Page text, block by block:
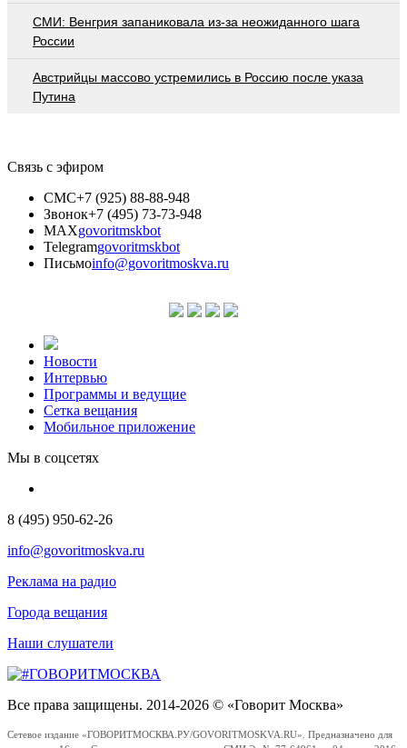
СМИ: Венгрия запаниковала из-за неожиданного шага
России
Австрийцы массово устремились в Россию после указа
Путина
Связь с эфиром
СМС+7 (925) 88-88-948
Звонок+7 (495) 73-73-948
MAXgovoritmskbot
Telegramgovoritmskbot
Письмоinfo@govoritmoskva.ru
Новости
Интервью
Программы и ведущие
Сетка вещания
Мобильное приложение
Мы в соцсетях
8 (495) 950-62-26
info@govoritmoskva.ru
Реклама на радио
Города вещания
Наши слушатели
Все права защищены. 2014-2026 © «Говорит Москва»
Сетевое издание «ГОВОРИТМОСКВА.РУ/GOVORITMOSKVA.RU». Предназначено для